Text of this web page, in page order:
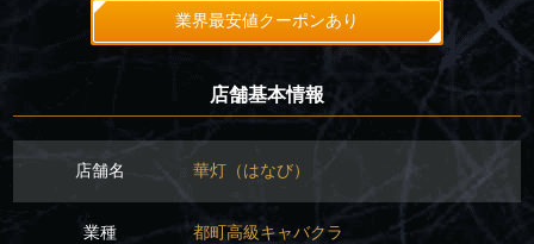
業界最安値クーポンあり
店舗基本情報
店舗名 華灯（はなび）
業種 都町高級キャバクラ